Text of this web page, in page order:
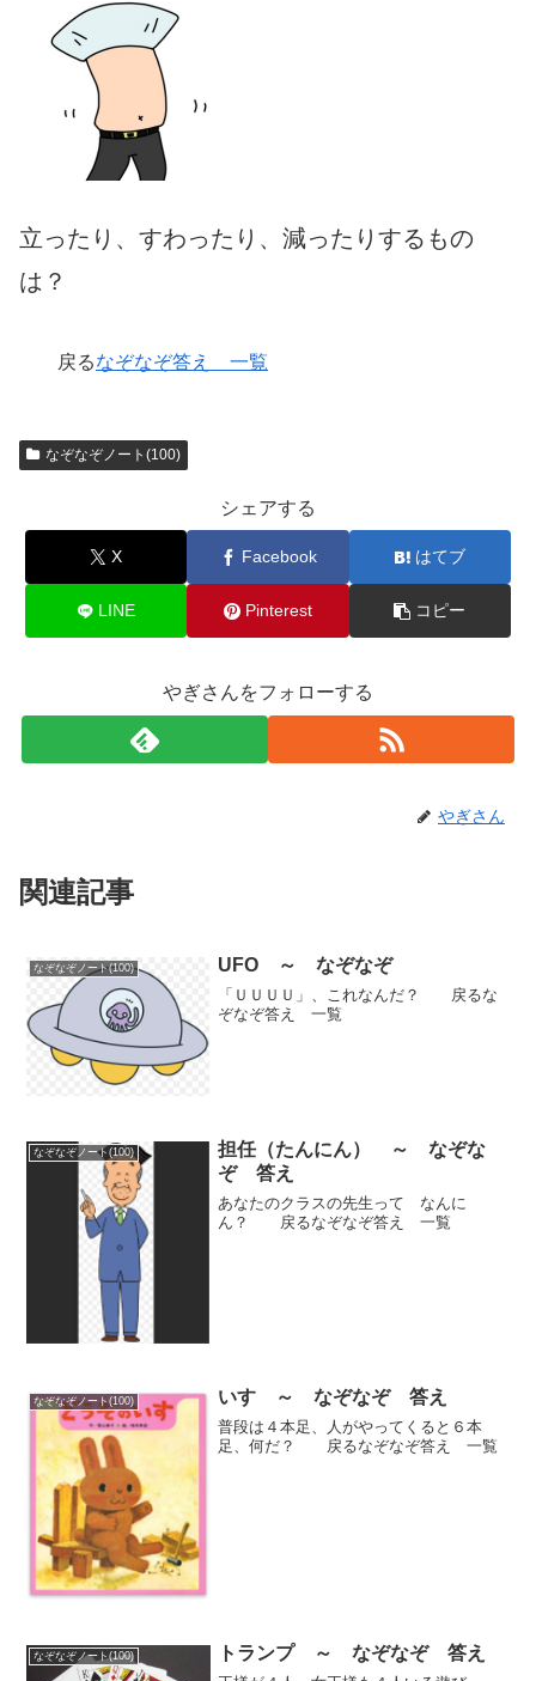
立ったり、すわったり、減ったりするもの
は？
戻るなぞなぞ答え 一覧
なぞなぞノート(100)
シェアする
X Facebook はてブ
LINE Pinterest コピー
やぎさんをフォローする
やぎさん
関連記事
なぞなぞノート(100) UFO ～ なぞなぞ
「ＵＵＵＵ」、これなんだ？ 戻るな
ぞなぞ答え 一覧
なぞなぞノート(100)
担任（たんにん） ～ なぞな
ぞ 答え
あなたのクラスの先生って なんに
ん？ 戻るなぞなぞ答え 一覧
なぞなぞノート(100) いす ～ なぞなぞ 答え
普段は４本足、人がやってくると６本
足、何だ？ 戻るなぞなぞ答え 一覧
なぞなぞノート(100) トランプ ～ なぞなぞ 答え